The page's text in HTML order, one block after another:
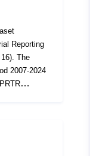
Reporting
The
2007-2024